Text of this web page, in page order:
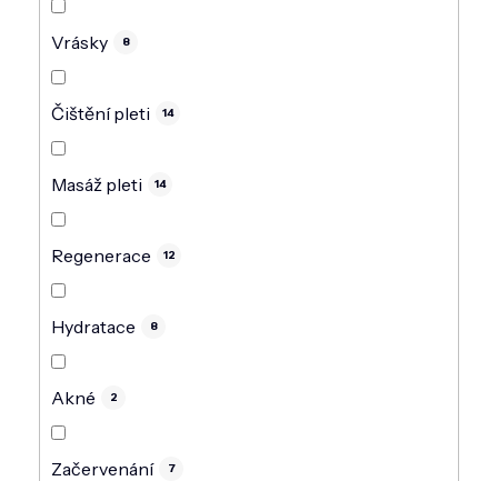
Vrásky 8
Čištění pleti 14
Masáž pleti 14
Regenerace 12
Hydratace 8
Akné 2
Začervenání 7